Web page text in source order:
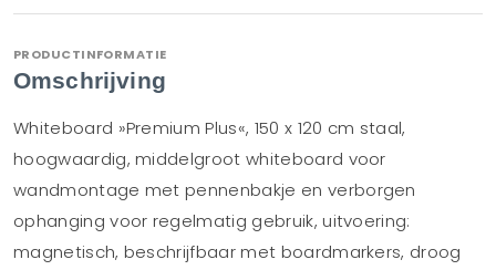
PRODUCTINFORMATIE
Omschrijving
Whiteboard »Premium Plus«, 150 x 120 cm staal,
hoogwaardig, middelgroot whiteboard voor
wandmontage met pennenbakje en verborgen
ophanging voor regelmatig gebruik, uitvoering:
magnetisch, beschrijfbaar met boardmarkers, droog